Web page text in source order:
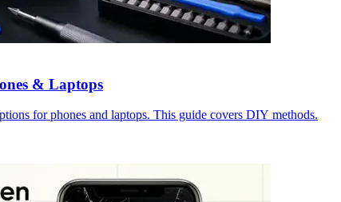
& Laptops
for phones and laptops. This guide covers DIY methods.